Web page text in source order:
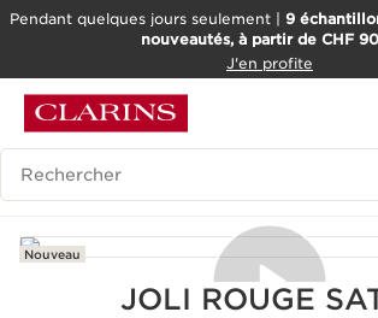
ALLER AU CONTENU
OUTIL D'ACCESSIBILITÉ
Pendant quelques jours seulement | 9
nouveautés, à partir de CHF
J'en profite
Historique des recherches
Nouveau
JOLI ROUGE